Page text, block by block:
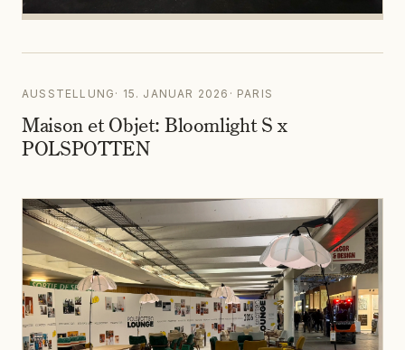
AUSSTELLUNG · 15. JANUAR 2026 · PARIS
Maison et Objet: Bloomlight S x
POLSPOTTEN